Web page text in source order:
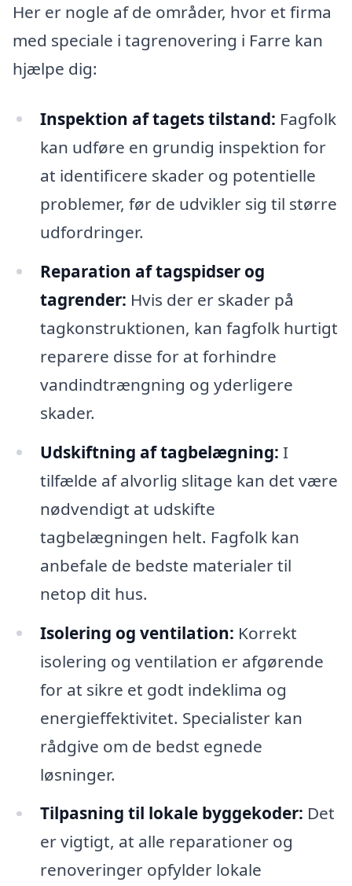
Her er nogle af de områder, hvor et firma
med speciale i tagrenovering i Farre kan
hjælpe dig:
Inspektion af tagets tilstand: Fagfolk
kan udføre en grundig inspektion for
at identificere skader og potentielle
problemer, før de udvikler sig til større
udfordringer.
Reparation af tagspidser og
tagrender: Hvis der er skader på
tagkonstruktionen, kan fagfolk hurtigt
reparere disse for at forhindre
vandindtrængning og yderligere
skader.
Udskiftning af tagbelægning: I
tilfælde af alvorlig slitage kan det være
nødvendigt at udskifte
tagbelægningen helt. Fagfolk kan
anbefale de bedste materialer til
netop dit hus.
Isolering og ventilation: Korrekt
isolering og ventilation er afgørende
for at sikre et godt indeklima og
energieffektivitet. Specialister kan
rådgive om de bedst egnede
løsninger.
Tilpasning til lokale byggekoder: Det
er vigtigt, at alle reparationer og
renoveringer opfylder lokale